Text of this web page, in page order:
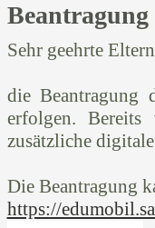
Sehr geehrte
die Beantragung
erfolgen. Bereits
zusätzliche
Die Beantragung
https://